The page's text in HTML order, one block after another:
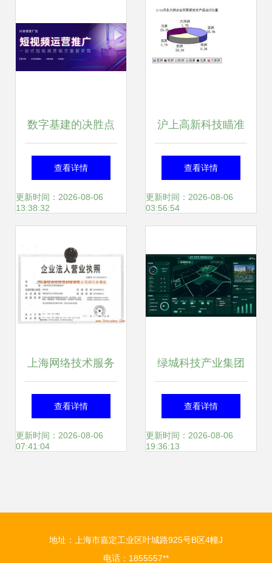
心
数字基建的决胜点
2025-2026年上海
企业建站服务商价
查看详情
更新时间：2026-08-06
13:38:32
沪上高新科技瞄准
欧美市场 上海高新
技术产品10月出口
查看详情
更新时间：2026-08-06
03:56:54
上海网络技术服务
营业执照 申请要点
与运营指南
查看详情
更新时间：2026-08-06
07:41:04
绿城科技产业集团
构筑全链条服务体
系，以数智赋能产
查看详情
更新时间：2026-08-06
19:36:13
地址：上海市嘉定工业区叶城路925号B区4幢J
电话：1855557**